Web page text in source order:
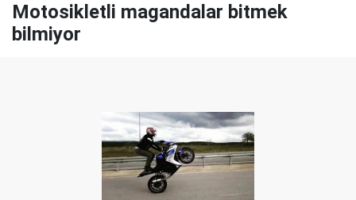
Motosikletli magandalar bitmek
bilmiyor